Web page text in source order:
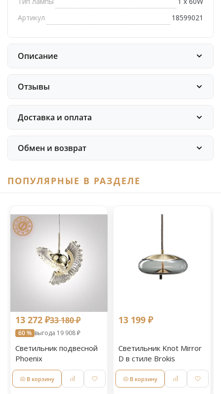
Артикул
18599021
Описание
Отзывы
Доставка и оплата
Обмен и возврат
ПОПУЛЯРНЫЕ В РАЗДЕЛЕ
13 272 ₽33 180 ₽
60 % выгода 19 908 ₽
Светильник подвесной
Phoenix
В корзину
13 199 ₽
Светильник Knot Mirror
D в стиле Brokis
В корзину